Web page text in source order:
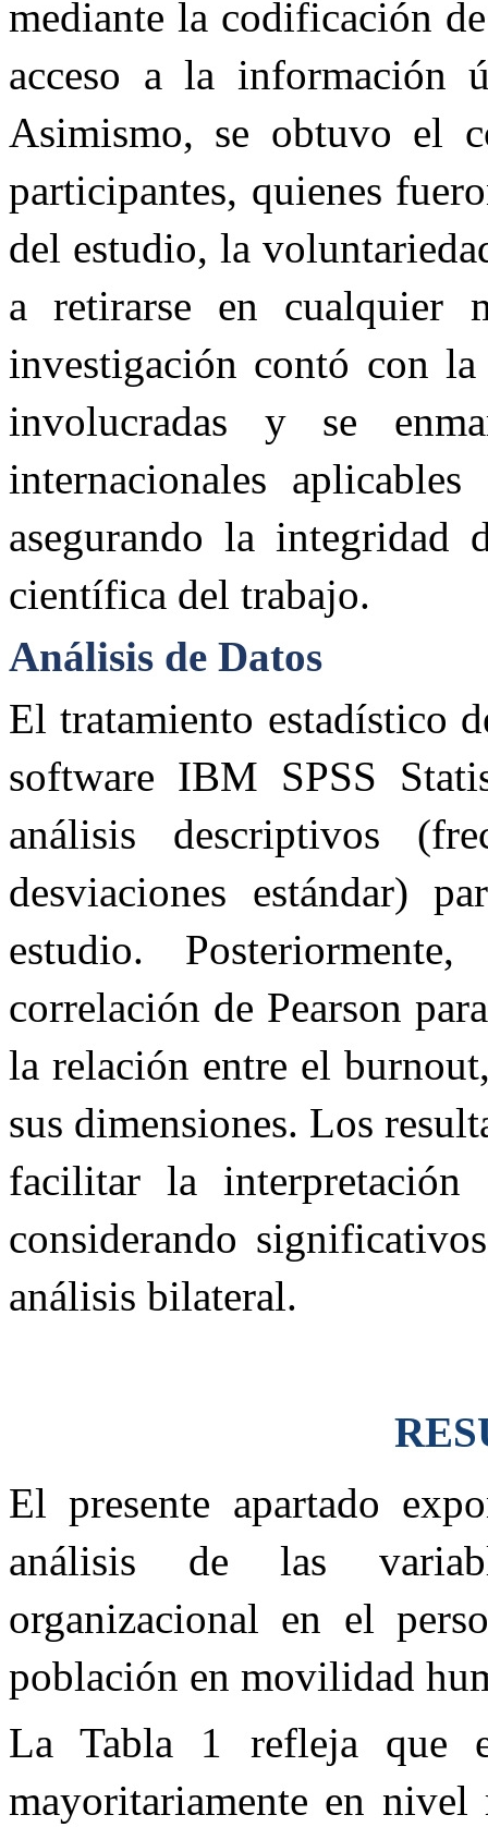
mediante la codificación
acceso a la información
Asimismo, se obtuvo el
participantes, quienes
del estudio, la
a retirarse en cualquier
investigación contó con
involucradas y se
internacionales
asegurando la
científica del trabajo.
Análisis de Datos
El tratamiento estadístico
software IBM SPSS
análisis descriptivos
desviaciones estándar)
estudio.
correlación de Pearson
la relación entre el
sus dimensiones. Los
facilitar la interpretación
considerando
análisis bilateral.
El presente apartado
análisis de las
organizacional en el
población en movilidad
La Tabla 1 refleja que
mayoritariamente en